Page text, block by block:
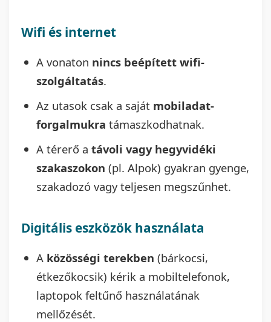
Wifi és internet
A vonaton nincs beépített wifi-
szolgáltatás.
Az utasok csak a saját mobiladat-
forgalmukra támaszkodhatnak.
A térerő a távoli vagy hegyvidéki
szakaszokon (pl. Alpok) gyakran gyenge,
szakadozó vagy teljesen megszűnhet.
Digitális eszközök használata
A közösségi terekben (bárkocsi,
étkezőkocsik) kérik a mobiltelefonok,
laptopok feltűnő használatának
mellőzését.